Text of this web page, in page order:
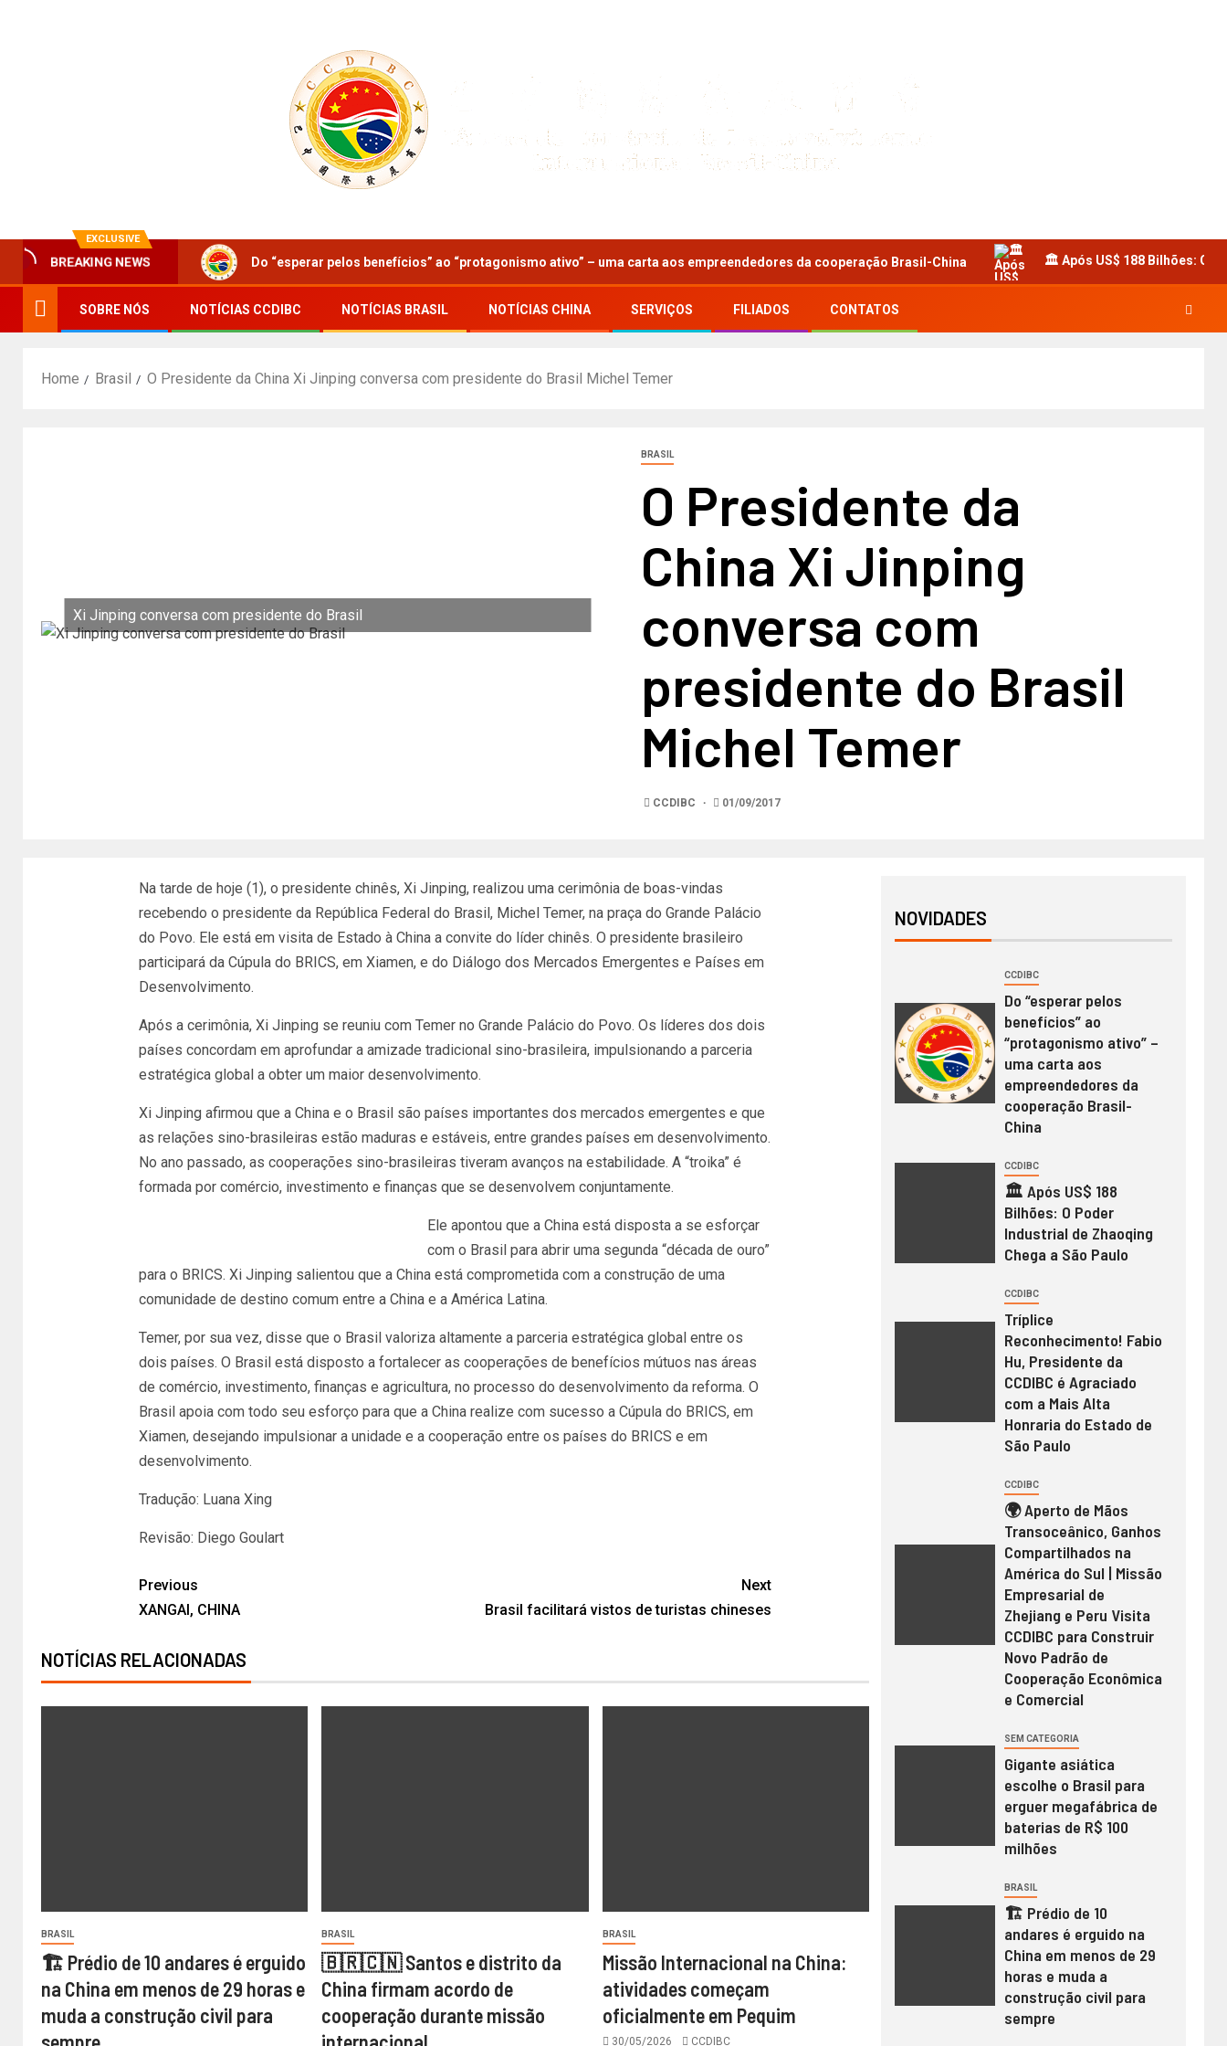
EXCLUSIVE
BREAKING NEWS Do “esperar pelos benefícios” ao “protagonismo ativo” – uma carta aos empreendedores da cooperação Brasil-China 🏛️ Após US$ 188 Bilhões: O
SOBRE NÓS NOTÍCIAS CCDIBC NOTÍCIAS BRASIL NOTÍCIAS CHINA SERVIÇOS FILIADOS CONTATOS
Home Brasil O Presidente da China Xi Jinping conversa com presidente do Brasil Michel Temer
Xi Jinping conversa com presidente do Brasil
BRASIL
O Presidente da
China Xi Jinping
conversa com
presidente do Brasil
Michel Temer
CCDIBC 01/09/2017
Na tarde de hoje (1), o presidente chinês, Xi Jinping, realizou uma cerimônia de boas-vindas
recebendo o presidente da República Federal do Brasil, Michel Temer, na praça do Grande Palácio
do Povo. Ele está em visita de Estado à China a convite do líder chinês. O presidente brasileiro
participará da Cúpula do BRICS, em Xiamen, e do Diálogo dos Mercados Emergentes e Países em
Desenvolvimento.
Após a cerimônia, Xi Jinping se reuniu com Temer no Grande Palácio do Povo. Os líderes dos dois
países concordam em aprofundar a amizade tradicional sino-brasileira, impulsionando a parceria
estratégica global a obter um maior desenvolvimento.
Xi Jinping afirmou que a China e o Brasil são países importantes dos mercados emergentes e que
as relações sino-brasileiras estão maduras e estáveis, entre grandes países em desenvolvimento.
No ano passado, as cooperações sino-brasileiras tiveram avanços na estabilidade. A “troika” é
formada por comércio, investimento e finanças que se desenvolvem conjuntamente.
Ele apontou que a China está disposta a se esforçar
com o Brasil para abrir uma segunda “década de ouro”
para o BRICS. Xi Jinping salientou que a China está comprometida com a construção de uma
comunidade de destino comum entre a China e a América Latina.
Temer, por sua vez, disse que o Brasil valoriza altamente a parceria estratégica global entre os
dois países. O Brasil está disposto a fortalecer as cooperações de benefícios mútuos nas áreas
de comércio, investimento, finanças e agricultura, no processo do desenvolvimento da reforma. O
Brasil apoia com todo seu esforço para que a China realize com sucesso a Cúpula do BRICS, em
Xiamen, desejando impulsionar a unidade e a cooperação entre os países do BRICS e em
desenvolvimento.
Tradução: Luana Xing
Revisão: Diego Goulart
Previous
XANGAI, CHINA
Next
Brasil facilitará vistos de turistas chineses
NOTÍCIAS RELACIONADAS
BRASIL
🏗️ Prédio de 10 andares é erguido
na China em menos de 29 horas e
muda a construção civil para
BRASIL
🇧🇷🇨🇳 Santos e distrito da
China firmam acordo de
cooperação durante missão
BRASIL
Missão Internacional na China:
atividades começam
oficialmente em Pequim
30/05/2026 CCDIBC
NOVIDADES
CCDIBC
Do “esperar pelos
benefícios” ao
“protagonismo ativo” –
uma carta aos
empreendedores da
cooperação Brasil-
China
CCDIBC
🏛️ Após US$ 188
Bilhões: O Poder
Industrial de Zhaoqing
Chega a São Paulo
CCDIBC
Tríplice
Reconhecimento! Fabio
Hu, Presidente da
CCDIBC é Agraciado
com a Mais Alta
Honraria do Estado de
São Paulo
CCDIBC
🌍 Aperto de Mãos
Transoceânico, Ganhos
Compartilhados na
América do Sul | Missão
Empresarial de
Zhejiang e Peru Visita
CCDIBC para Construir
Novo Padrão de
Cooperação Econômica
e Comercial
SEM CATEGORIA
Gigante asiática
escolhe o Brasil para
erguer megafábrica de
baterias de R$ 100
milhões
BRASIL
🏗️ Prédio de 10
andares é erguido na
China em menos de 29
horas e muda a
construção civil para
sempre